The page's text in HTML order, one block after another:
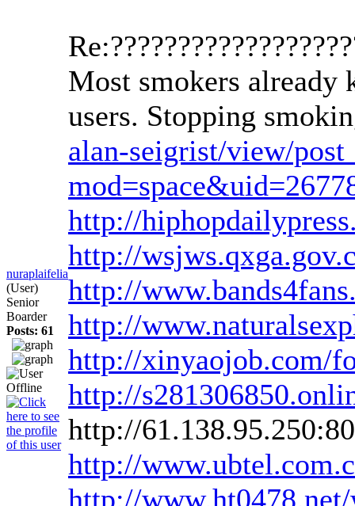
nuraplaifelia
(User)
Senior
Boarder
Posts: 61
Most smokers
users. Stopping
alan-seigrist/view/
http://
http://
http://
http://
http://xinyaojob.com/
http://
http://
http://
http://